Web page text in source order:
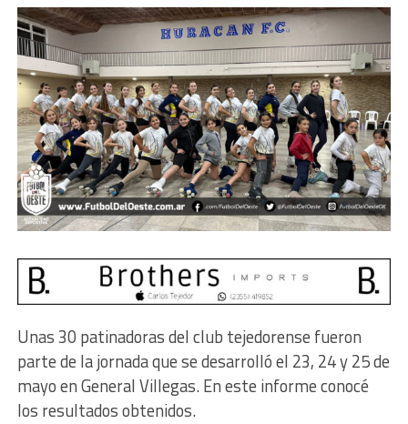
Unas 30 patinadoras del club tejedorense fueron
parte de la jornada que se desarrolló el 23, 24 y 25 de
mayo en General Villegas. En este informe conocé
los resultados obtenidos.